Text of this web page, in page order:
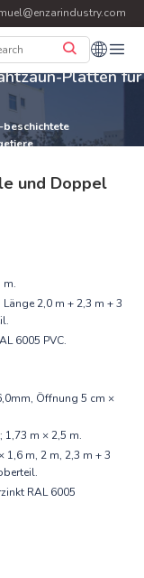
Platten für
beschichtete
und Doppel
m.
2,0 m + 2,3 m + 3
6005 PVC.
Öffnung 5 cm ×
1,73 m × 2,5 m.
1,6 m, 2 m, 2,3 m + 3
RAL 6005